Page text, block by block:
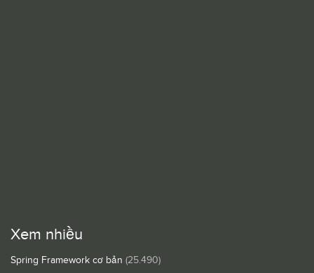
Xem nhiều
Spring Framework cơ bản (25.490)